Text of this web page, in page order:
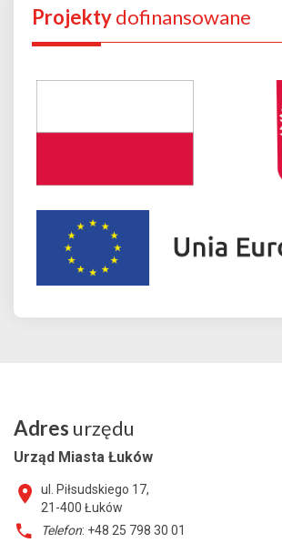
Projektydofinansowane
Adres urzędu
Urząd Miasta Łuków
ul. Piłsudskiego 17,
21-400 Łuków
Telefon: +48 25 798 30 01